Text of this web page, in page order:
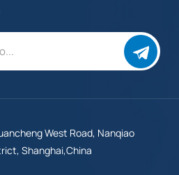
West Road, Nanqiao
Shanghai,China